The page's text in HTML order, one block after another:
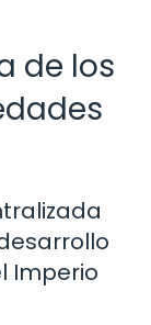
de los
Imperio